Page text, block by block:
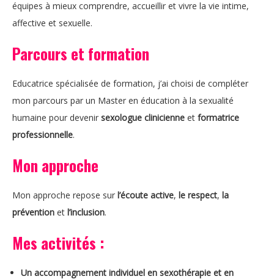
équipes à mieux comprendre, accueillir et vivre la vie intime,
affective et sexuelle.
Parcours et formation
Educatrice spécialisée de formation, j’ai choisi de compléter
mon parcours par un Master en éducation à la sexualité
humaine pour devenir sexologue clinicienne et formatrice
professionnelle.
Mon approche
Mon approche repose sur l’écoute active, le respect, la
prévention et l’inclusion.
Mes activités :
Un accompagnement individuel en sexothérapie et en